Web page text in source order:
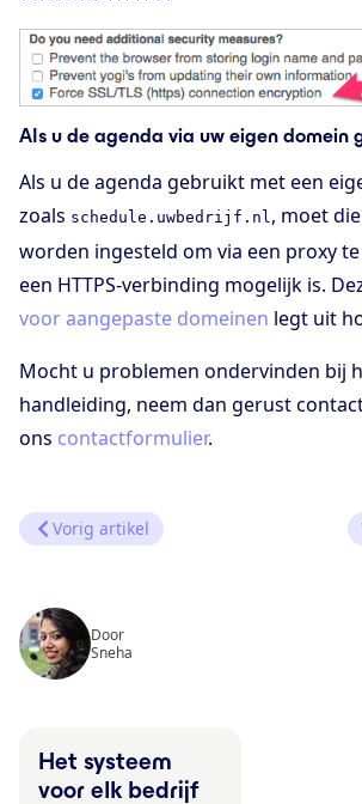
Als u de agenda via uw eigen domein
Als u de agenda gebruikt met een
zoals schedule.uwbedrijf.nl , moet
worden ingesteld om via een proxy
een HTTPS-verbinding mogelijk is.
voor aangepaste domeinen legt uit
Mocht u problemen ondervinden bij
handleiding, neem dan gerust
ons contactformulier.
Vorig artikel
Door
Sneha
Het systeem
voor elk bedrijf